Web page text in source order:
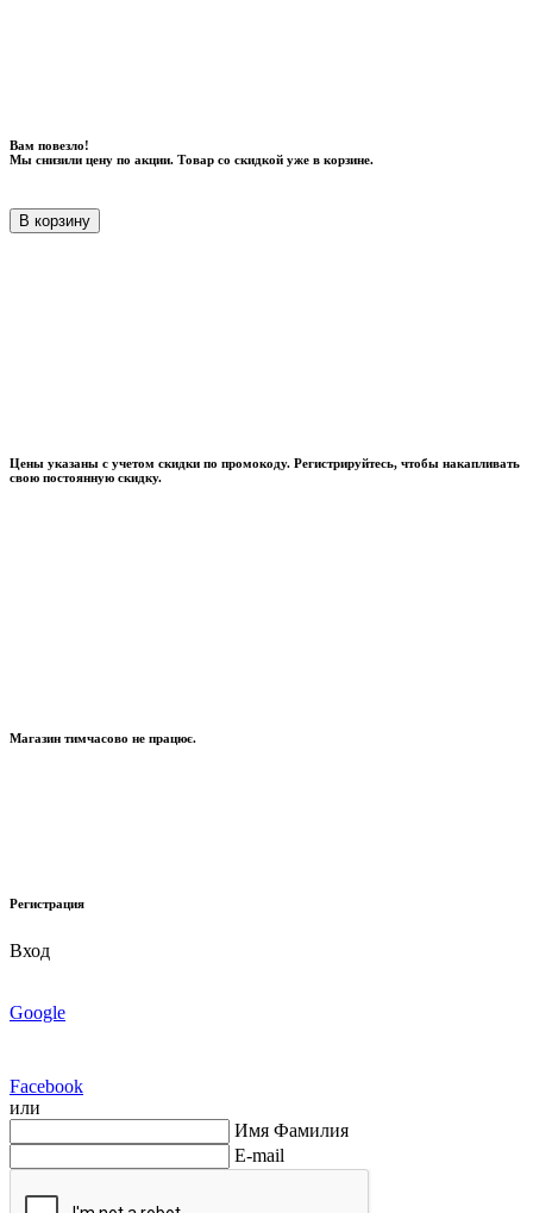
Вам повезло!
Мы снизили цену по акции. Товар со скидкой уже в корзине.
В корзину
Цены указаны с учетом скидки по промокоду. Регистрируйтесь, чтобы накапливать
свою постоянную скидку.
Магазин тимчасово не працює.
Регистрация
Вход
Google
Facebook
или
Имя Фамилия
E-mail